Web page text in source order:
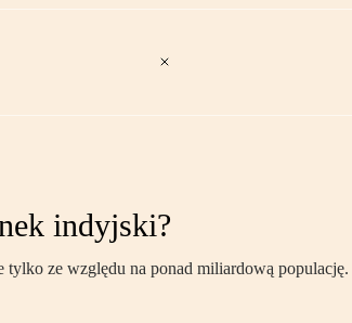
indyjski?
ze względu na ponad miliardową